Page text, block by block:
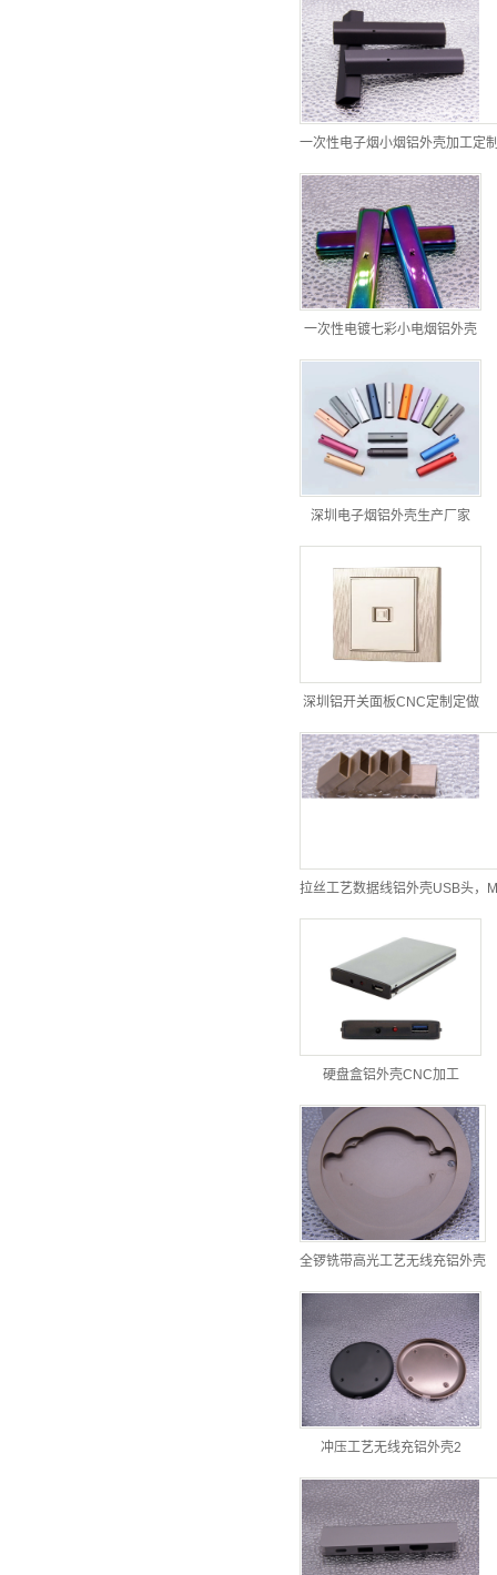
一次性电子烟小烟铝外壳加工定
一次性电镀七彩小电烟铝外壳
深圳电子烟铝外壳生产厂家
深圳铝开关面板CNC定制定做
拉丝工艺数据线铝外壳USB头，
硬盘盒铝外壳CNC加工
全锣铣带高光工艺无线充铝外壳
冲压工艺无线充铝外壳2